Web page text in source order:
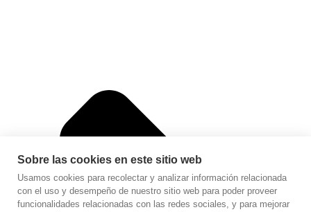
Sobre las cookies en este sitio web
Usamos cookies para recolectar y analizar información relacionada
con el uso y desempeño de nuestro sitio web para poder proveer
funcionalidades relacionadas con las redes sociales, y para mejorar